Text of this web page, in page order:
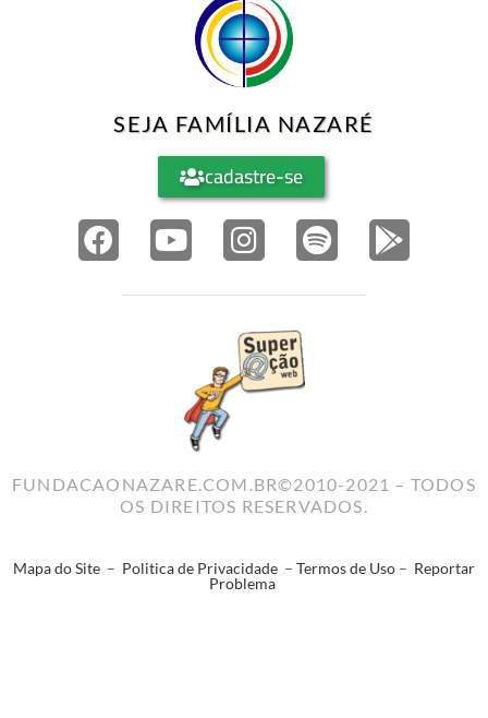
SEJA FAMÍLIA NAZARÉ
cadastre-se
FUNDACAONAZARE.COM.BR©2010-2021 – TODOS
OS DIREITOS RESERVADOS.
Mapa do Site – Politica de Privacidade – Termos de Uso – Reportar
Problema